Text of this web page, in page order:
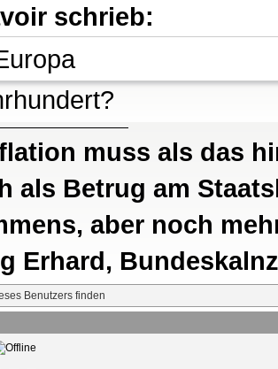
schrieb:
muss als das
als Betrug am
aber noch
Erhard,